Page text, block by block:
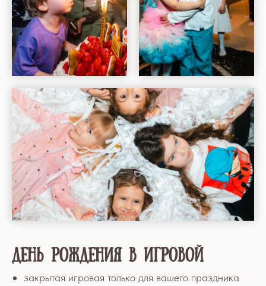
ДЕНЬ РОЖДЕНИЯ В ИГРОВОЙ
закрытая игровая только для вашего праздника